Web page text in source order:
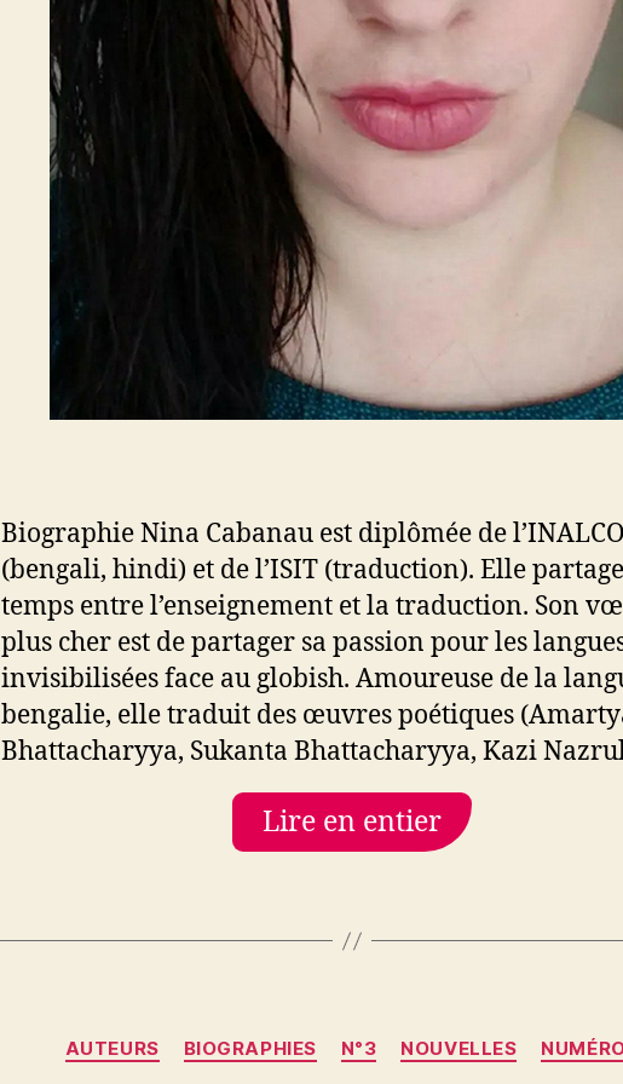
Biographie Nina Cabanau est diplômée de
(bengali, hindi) et de l’ISIT (traduction). Elle
temps entre l’enseignement et la traduction. Son
plus cher est de partager sa passion pour les
invisibilisées face au globish. Amoureuse de la
bengalie, elle traduit des œuvres poétiques
Bhattacharyya, Sukanta Bhattacharyya, Kazi
Lire en entier
Catégories
AUTEURS BIOGRAPHIES N°3 NOUVELLES